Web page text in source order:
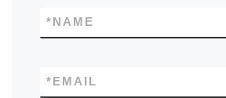
NAME
*
EMAIL
*